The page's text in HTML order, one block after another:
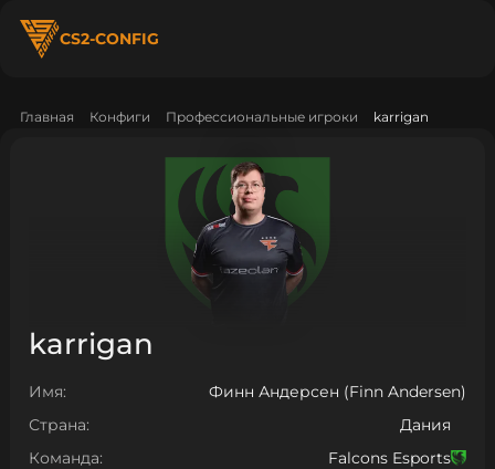
CS2-CONFIG
Главная Конфиги Профессиональные игроки karrigan
karrigan
Имя:
Финн Андерсен (Finn Andersen)
Страна:
Дания
Команда:
Falcons Esports